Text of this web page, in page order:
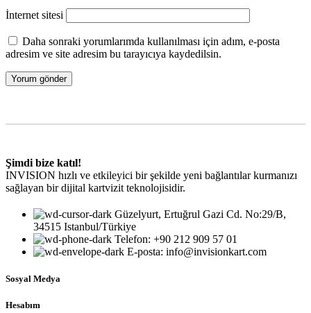
İnternet sitesi
Daha sonraki yorumlarımda kullanılması için adım, e-posta
adresim ve site adresim bu tarayıcıya kaydedilsin.
Şimdi bize katıl!
INVISION hızlı ve etkileyici bir şekilde yeni bağlantılar kurmanızı
sağlayan bir dijital kartvizit teknolojisidir.
Güzelyurt, Ertuğrul Gazi Cd. No:29/B,
34515 Istanbul/Türkiye
Telefon: +90 212 909 57 01
E-posta: info@invisionkart.com
Sosyal Medya
Hesabım